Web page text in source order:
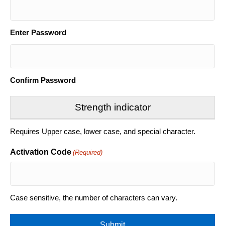
Enter Password
Confirm Password
Strength indicator
Requires Upper case, lower case, and special character.
Activation Code (Required)
Case sensitive, the number of characters can vary.